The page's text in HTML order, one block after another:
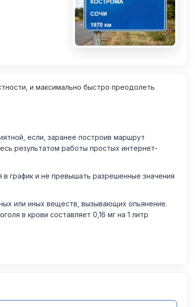
и максимально быстро преодолеть
если, заранее построив маршрут
результатом работы простых интернет-
график и не превышать разрешенные значения
или иных веществ, вызывающих опьянение.
в крови составляет 0,16 мг на 1 литр